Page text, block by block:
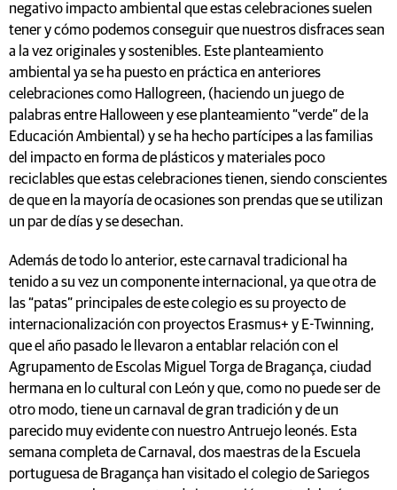
negativo impacto ambiental que estas celebraciones suelen
tener y cómo podemos conseguir que nuestros disfraces sean
a la vez originales y sostenibles. Este planteamiento
ambiental ya se ha puesto en práctica en anteriores
celebraciones como Hallogreen, (haciendo un juego de
palabras entre Halloween y ese planteamiento “verde” de la
Educación Ambiental) y se ha hecho partícipes a las familias
del impacto en forma de plásticos y materiales poco
reciclables que estas celebraciones tienen, siendo conscientes
de que en la mayoría de ocasiones son prendas que se utilizan
un par de días y se desechan.
Además de todo lo anterior, este carnaval tradicional ha
tenido a su vez un componente internacional, ya que otra de
las “patas” principales de este colegio es su proyecto de
internacionalización con proyectos Erasmus+ y E-Twinning,
que el año pasado le llevaron a entablar relación con el
Agrupamento de Escolas Miguel Torga de Bragança, ciudad
hermana en lo cultural con León y que, como no puede ser de
otro modo, tiene un carnaval de gran tradición y de un
parecido muy evidente con nuestro Antruejo leonés. Esta
semana completa de Carnaval, dos maestras de la Escuela
portuguesa de Bragança han visitado el colegio de Sariegos